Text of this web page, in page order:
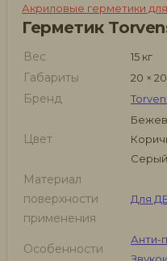
Акриловые герметики
Герметик
Вес 15 кг
Габариты 20 ×
Бренд
Цвет
Серый
Материал
поверхности
применения
Для
Особенности
Анти-